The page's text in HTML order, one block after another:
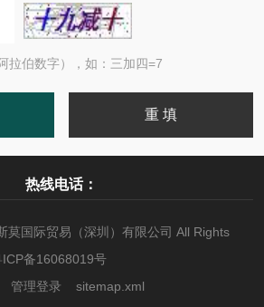
拉伯数字），如：三加四=7
热线电话：
莫国际贸易（深圳）有限公司 All Rights
ICP备16068019号
管理登录 sitemap.xml